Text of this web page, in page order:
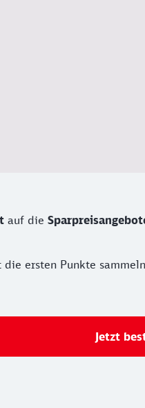
auf die
ersten Punkte sammeln
Jetzt